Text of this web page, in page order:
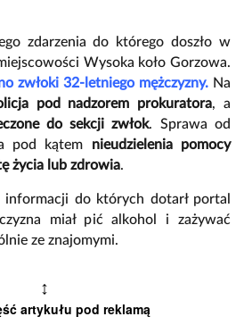
zdarzenia do którego doszło w
Wysoka koło Gorzowa.
zwłoki 32-letniego mężczyzny. Na
pod nadzorem prokuratora, a
do sekcji zwłok. Sprawa od
pod kątem nieudzielenia pomocy
życia lub zdrowia.
informacji do których dotarł portal
miał pić alkohol i zażywać
ze znajomymi.
↕
artykułu pod reklamą